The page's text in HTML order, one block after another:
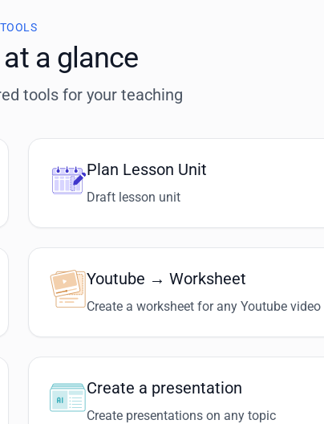
TOOLS
a glance
tools for your teaching
Plan Lesson Unit
Draft lesson unit
Youtube → Worksheet
Create a worksheet for any Youtube video
Create a presentation
Create presentations on any topic